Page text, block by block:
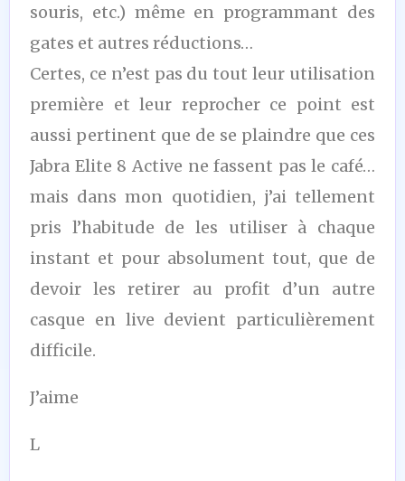
souris, etc.) même en programmant des
gates et autres réductions…
Certes, ce n’est pas du tout leur utilisation
première et leur reprocher ce point est
aussi pertinent que de se plaindre que ces
Jabra Elite 8 Active ne fassent pas le café…
mais dans mon quotidien, j’ai tellement
pris l’habitude de les utiliser à chaque
instant et pour absolument tout, que de
devoir les retirer au profit d’un autre
casque en live devient particulièrement
difficile.
J’aime
L